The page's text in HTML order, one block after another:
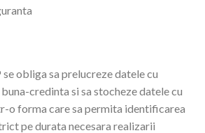
se obliga sa prelucreze datele cu
credinta si sa stocheze datele cu
o forma care sa permita identificarea
pe durata necesara realizarii